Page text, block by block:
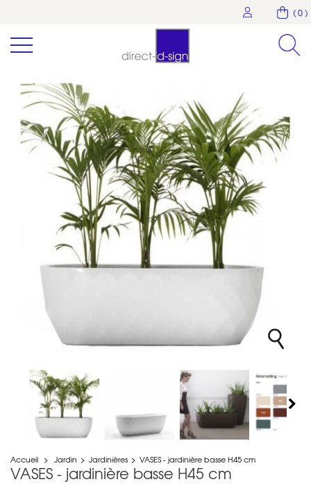
( 0 )
Accueil > Jardin > Jardinières > VASES - jardinière basse H45 cm
VASES - jardinière basse H45 cm